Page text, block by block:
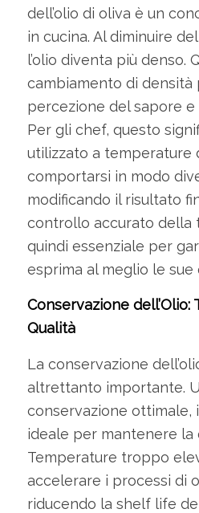
dell’olio di oliva è un
in cucina. Al diminuire
l’olio diventa più denso.
cambiamento di densità
percezione del sapore e
Per gli chef, questo
utilizzato a temperature
comportarsi in modo
modificando il risultato
controllo accurato della
quindi essenziale per
esprima al meglio le sue
Conservazione dell’Olio:
Qualità
La conservazione
altrettanto importante.
conservazione ottimale,
ideale per mantenere la
Temperature troppo
accelerare i processi di
riducendo la shelf life